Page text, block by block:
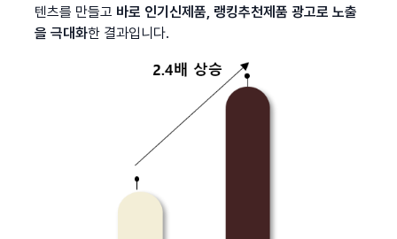
텐츠를 만들고 바로 인기신제품, 랭킹추천제품 광고로 노출
을 극대화한 결과입니다.